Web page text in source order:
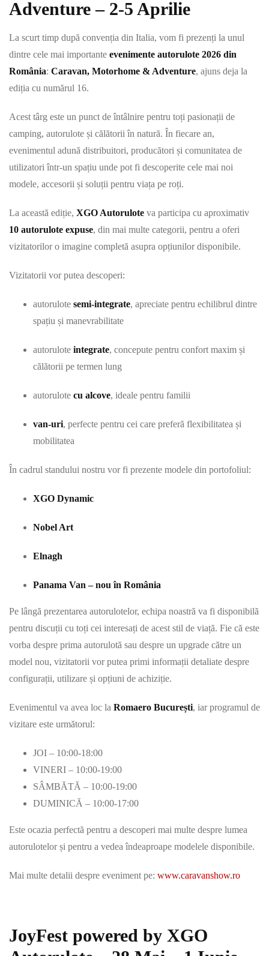
Adventure – 2-5 Aprilie
La scurt timp după convenția din Italia, vom fi prezenți la unul
dintre cele mai importante evenimente autorulote 2026 din
România: Caravan, Motorhome & Adventure, ajuns deja la
ediția cu numărul 16.
Acest târg este un punct de întâlnire pentru toți pasionații de
camping, autorulote și călătorii în natură. În fiecare an,
evenimentul adună distribuitori, producători și comunitatea de
utilizatori într-un spațiu unde pot fi descoperite cele mai noi
modele, accesorii și soluții pentru viața pe roți.
La această ediție, XGO Autorulote va participa cu aproximativ
10 autorulote expuse, din mai multe categorii, pentru a oferi
vizitatorilor o imagine completă asupra opțiunilor disponibile.
Vizitatorii vor putea descoperi:
autorulote semi-integrate, apreciate pentru echilibrul dintre
spațiu și manevrabilitate
autorulote integrate, concepute pentru confort maxim și
călătorii pe termen lung
autorulote cu alcove, ideale pentru familii
van-uri, perfecte pentru cei care preferă flexibilitatea și
mobilitatea
În cadrul standului nostru vor fi prezente modele din portofoliul:
XGO Dynamic
Nobel Art
Elnagh
Panama Van – nou în România
Pe lângă prezentarea autorulotelor, echipa noastră va fi disponibilă
pentru discuții cu toți cei interesați de acest stil de viață. Fie că este
vorba despre prima autorulotă sau despre un upgrade către un
model nou, vizitatorii vor putea primi informații detaliate despre
configurații, utilizare și opțiuni de achiziție.
Evenimentul va avea loc la Romaero București, iar programul de
vizitare este următorul:
JOI – 10:00-18:00
VINERI – 10:00-19:00
SÂMBĂTĂ – 10:00-19:00
DUMINICĂ – 10:00-17:00
Este ocazia perfectă pentru a descoperi mai multe despre lumea
autorulotelor și pentru a vedea îndeaproape modelele disponibile.
Mai multe detalii despre eveniment pe: www.caravanshow.ro
JoyFest powered by XGO